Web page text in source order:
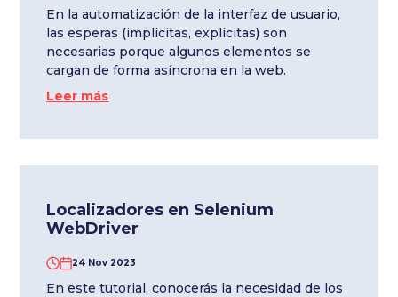
En la automatización de la interfaz de usuario,
las esperas (implícitas, explícitas) son
necesarias porque algunos elementos se
cargan de forma asíncrona en la web.
Leer más
Localizadores en Selenium
WebDriver
24 Nov 2023
En este tutorial, conocerás la necesidad de los